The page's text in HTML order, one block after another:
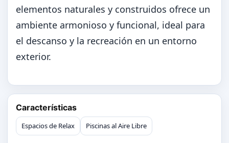
elementos naturales y construidos ofrece un
ambiente armonioso y funcional, ideal para
el descanso y la recreación en un entorno
exterior.
Características
Espacios de Relax Piscinas al Aire Libre